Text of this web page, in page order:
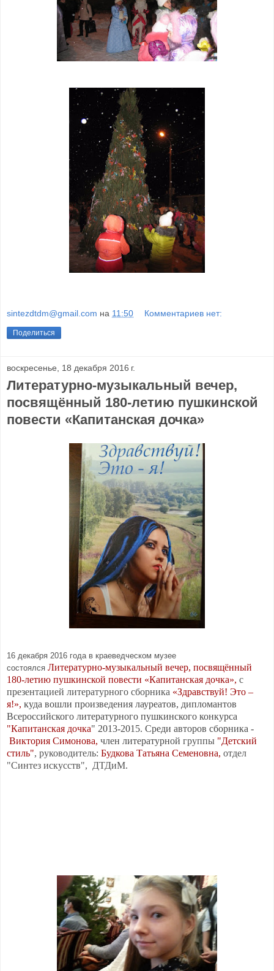
sintezdtdm@gmail.com на 11:50 Комментариев нет:
Поделиться
воскресенье, 18 декабря 2016 г.
Литературно-музыкальный вечер,
посвящённый 180-летию пушкинской
повести «Капитанская дочка»
16 декабря 2016 года в краеведческом музее
состоялся Литературно-музыкальный вечер, посвящённый
180-летию пушкинской повести «Капитанская дочка», с
презентацией литературного сборника «Здравствуй! Это –
я!», куда вошли произведения лауреатов, дипломантов
Всероссийского литературного пушкинского конкурса
"Капитанская дочка" 2013-2015. Среди авторов сборника -
Виктория Симонова, член литературной группы "Детский
стиль", руководитель: Будкова Татьяна Семеновна, отдел
"Синтез искусств", ДТДиМ.